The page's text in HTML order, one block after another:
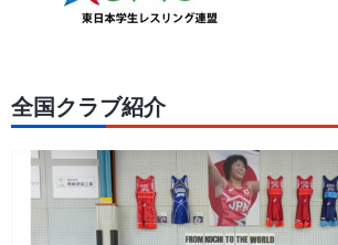
全国クラブ紹介